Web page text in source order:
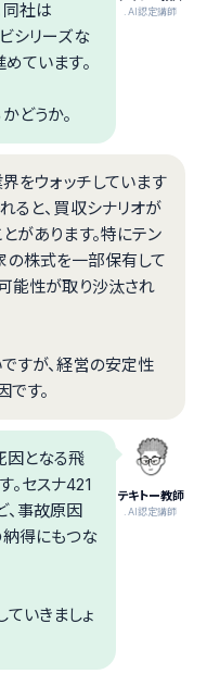
.AI認定講師
同社は
シリーズな
ています。
どうか。
をウォッチしています
ると、買収シナリオが
があります。特にテン
の株式を一部保有して
能性が取り沙汰され
すが、経営の安定性
す。
テキトー教師
.AI認定講師
因となる飛
セスナ421
、事故原因
納得にもつな
いきましょ